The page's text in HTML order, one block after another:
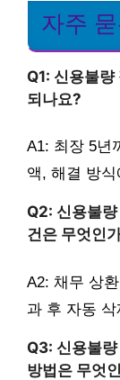
자주
Q1: 신용불
되나요?
A1: 최장 5년
액, 해결 방
Q2: 신용불
건은 무엇인
A2: 채무 상
과 후 자동
Q3: 신용불
방법은 무엇